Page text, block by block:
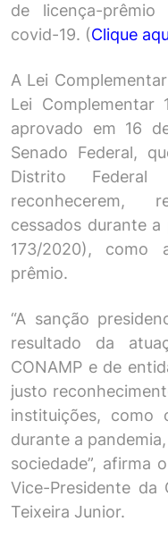
de licença-
covid-19. (Clique
A Lei
Lei Complementar
aprovado em 16
Senado Federal,
Distrito
reconhecerem,
cessados durante a
173/2020), como
prêmio.
“A sanção
resultado da
CONAMP e de
justo
instituições, como
durante a
sociedade”, afirma
Vice-Presidente da
Teixeira Junior.